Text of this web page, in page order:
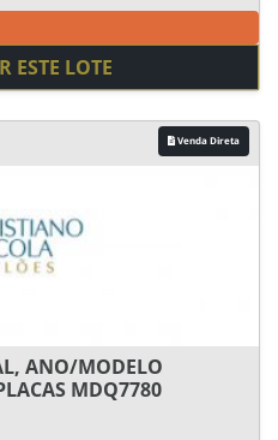
ESTE LOTE
Venda Direta
ANO/MODELO
MDQ7780